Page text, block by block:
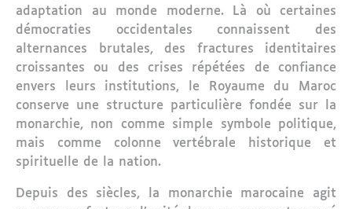
adaptation au monde moderne. Là où certaines
démocraties occidentales connaissent des
alternances brutales, des fractures identitaires
croissantes ou des crises répétées de confiance
envers leurs institutions, le Royaume du Maroc
conserve une structure particulière fondée sur la
monarchie, non comme simple symbole politique,
mais comme colonne vertébrale historique et
spirituelle de la nation.
Depuis des siècles, la monarchie marocaine agit